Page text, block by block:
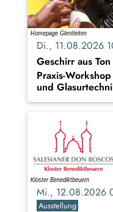
Di., 11.08.2026
Geschirr aus
Praxis-
und
Mi., 12.08.2026
Ausstellung